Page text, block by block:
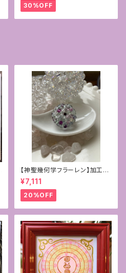
30%OFF
【神聖幾何学フラーレン】加工サ
ービス付き☆4mmフローライト
＊ペンダントトップ
¥7,111
20%OFF